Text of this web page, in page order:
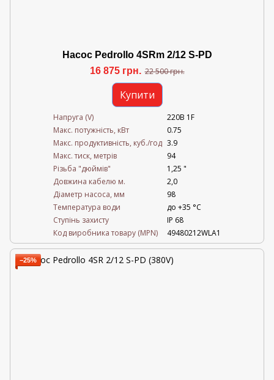
Насос Pedrollo 4SRm 2/12 S-PD
16 875 грн. 22 500 грн.
Купити
Напруга (V)
220В 1F
Mакс. потужність, кВт
0.75
Mакс. продуктивність, куб./год 3.9
Maкс. тиск, метрів
94
Різьба "дюймів"
1,25 "
Довжина кабелю м.
2,0
Діаметр насоса, мм
98
Температура води
до +35 °C
Ступінь захисту
IP 68
Код виробника товару (MPN)
49480212WLA1
−25%